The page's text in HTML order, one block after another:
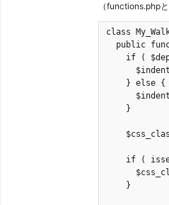
（functions.php
class
public
if (
    } else {
    }
if (
    }